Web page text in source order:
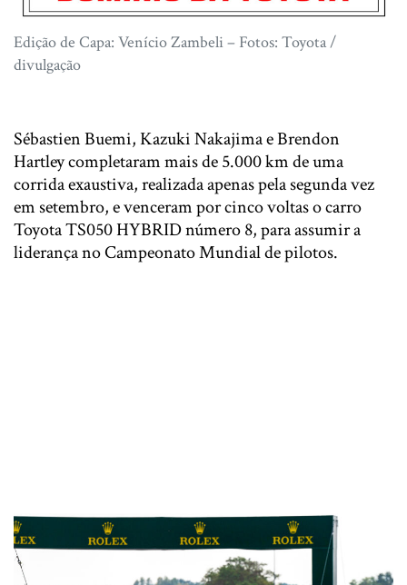
Edição de Capa: Venício Zambeli – Fotos: Toyota /
divulgação
Sébastien Buemi, Kazuki Nakajima e Brendon
Hartley completaram mais de 5.000 km de uma
corrida exaustiva, realizada apenas pela segunda vez
em setembro, e venceram por cinco voltas o carro
Toyota TS050 HYBRID número 8, para assumir a
liderança no Campeonato Mundial de pilotos.